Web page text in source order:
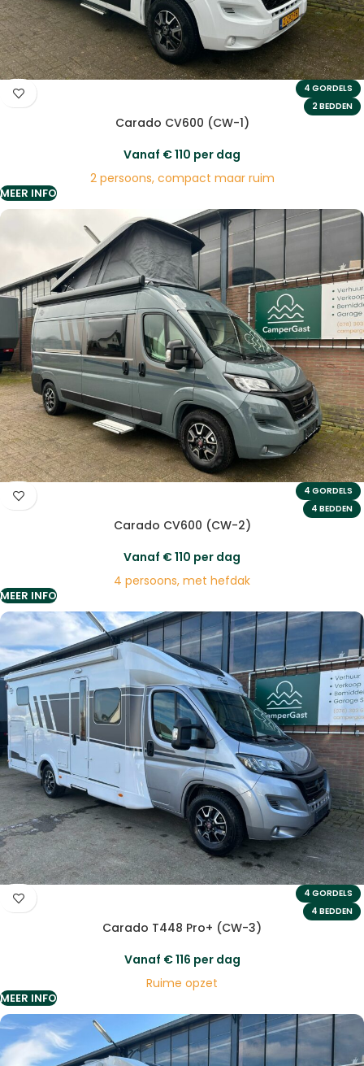
4 GORDELS
2 BEDDEN
Carado CV600 (CW-1)
Vanaf €110 per dag
2 persoons, compact maar ruim
MEER INFO
4 GORDELS
4 BEDDEN
Carado CV600 (CW-2)
Vanaf €110 per dag
4 persoons, met hefdak
MEER INFO
4 GORDELS
4 BEDDEN
Carado T448 Pro+ (CW-3)
Vanaf €116 per dag
Ruime opzet
MEER INFO